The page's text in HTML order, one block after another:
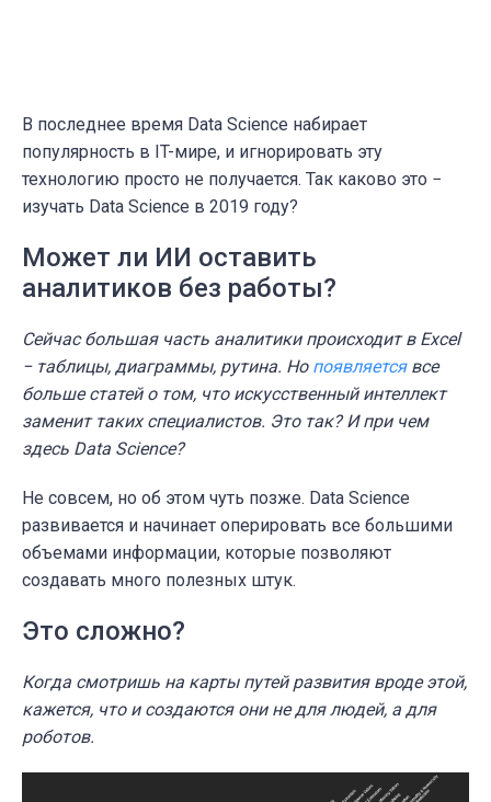
В последнее время Data Science набирает
популярность в IT-мире, и игнорировать эту
технологию просто не получается. Так каково это −
изучать Data Science в 2019 году?
Может ли ИИ оставить
аналитиков без работы?
Сейчас большая часть аналитики происходит в Excel
− таблицы, диаграммы, рутина. Но появляетсявсе
больше статей о том, что искусственный интеллект
заменит таких специалистов. Это так? И при чем
здесь Data Science?
Не совсем, но об этом чуть позже. Data Science
развивается и начинает оперировать все большими
объемами информации, которые позволяют
создавать много полезных штук.
Это сложно?
Когда смотришь на карты путей развития вроде этой,
кажется, что и создаются они не для людей, а для
роботов.